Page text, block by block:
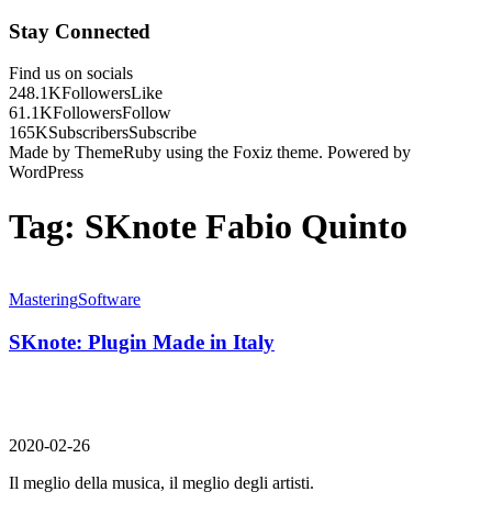
Stay Connected
Find us on socials
248.1KFollowersLike
61.1KFollowersFollow
165KSubscribersSubscribe
Made by ThemeRuby using the Foxiz theme. Powered by
WordPress
Tag: SKnote Fabio Quinto
MasteringSoftware
SKnote: Plugin Made in Italy
2020-02-26
Il meglio della musica, il meglio degli artisti.